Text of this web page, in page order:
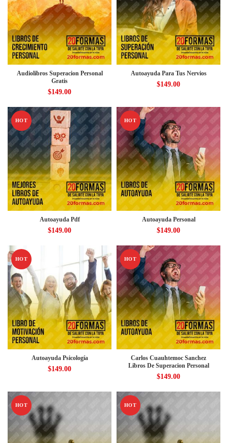
Audiolibros Superacion Personal
Gratis
$149.00
Autoayuda Para Tus Nervios
$149.00
HOT
Autoayuda Pdf
$149.00
HOT
Autoayuda Personal
$149.00
HOT
Autoayuda Psicología
$149.00
HOT
Carlos Cuauhtemoc Sanchez
Libros De Superacion Personal
$149.00
HOT HOT